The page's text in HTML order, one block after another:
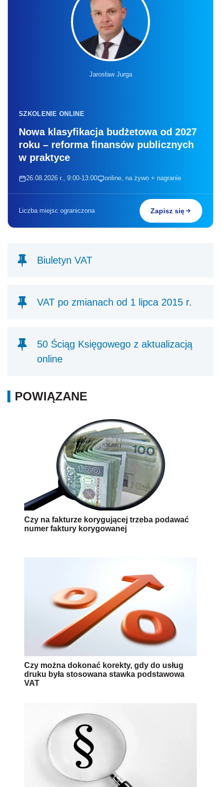
Jarosław Jurga
SZKOLENIE ONLINE
Nowa klasyfikacja budżetowa od 2027
roku – reforma finansów publicznych
w praktyce
26.08.2026 r., 9:00-13:00 online, na żywo + nagranie
Liczba miejsc ograniczona Zapisz się
Biuletyn VAT
VAT po zmianach od 1 lipca 2015 r.
50 Ściąg Księgowego z aktualizacją
online
POWIĄZANE
Czy na fakturze korygującej trzeba podawać
numer faktury korygowanej
Czy można dokonać korekty, gdy do usług
druku była stosowana stawka podstawowa
VAT